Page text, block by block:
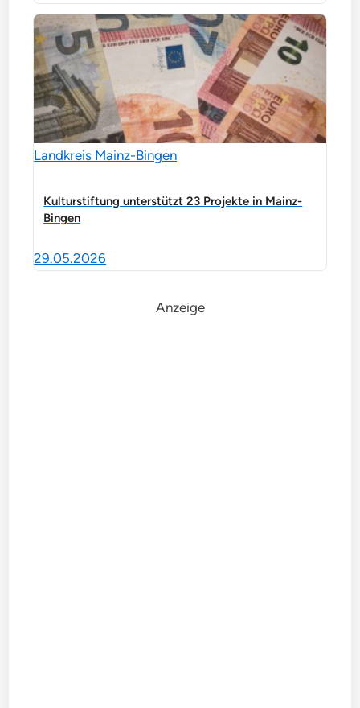
Landkreis Mainz-Bingen
Kulturstiftung unterstützt 23 Projekte in Mainz-
Bingen
29.05.2026
Anzeige